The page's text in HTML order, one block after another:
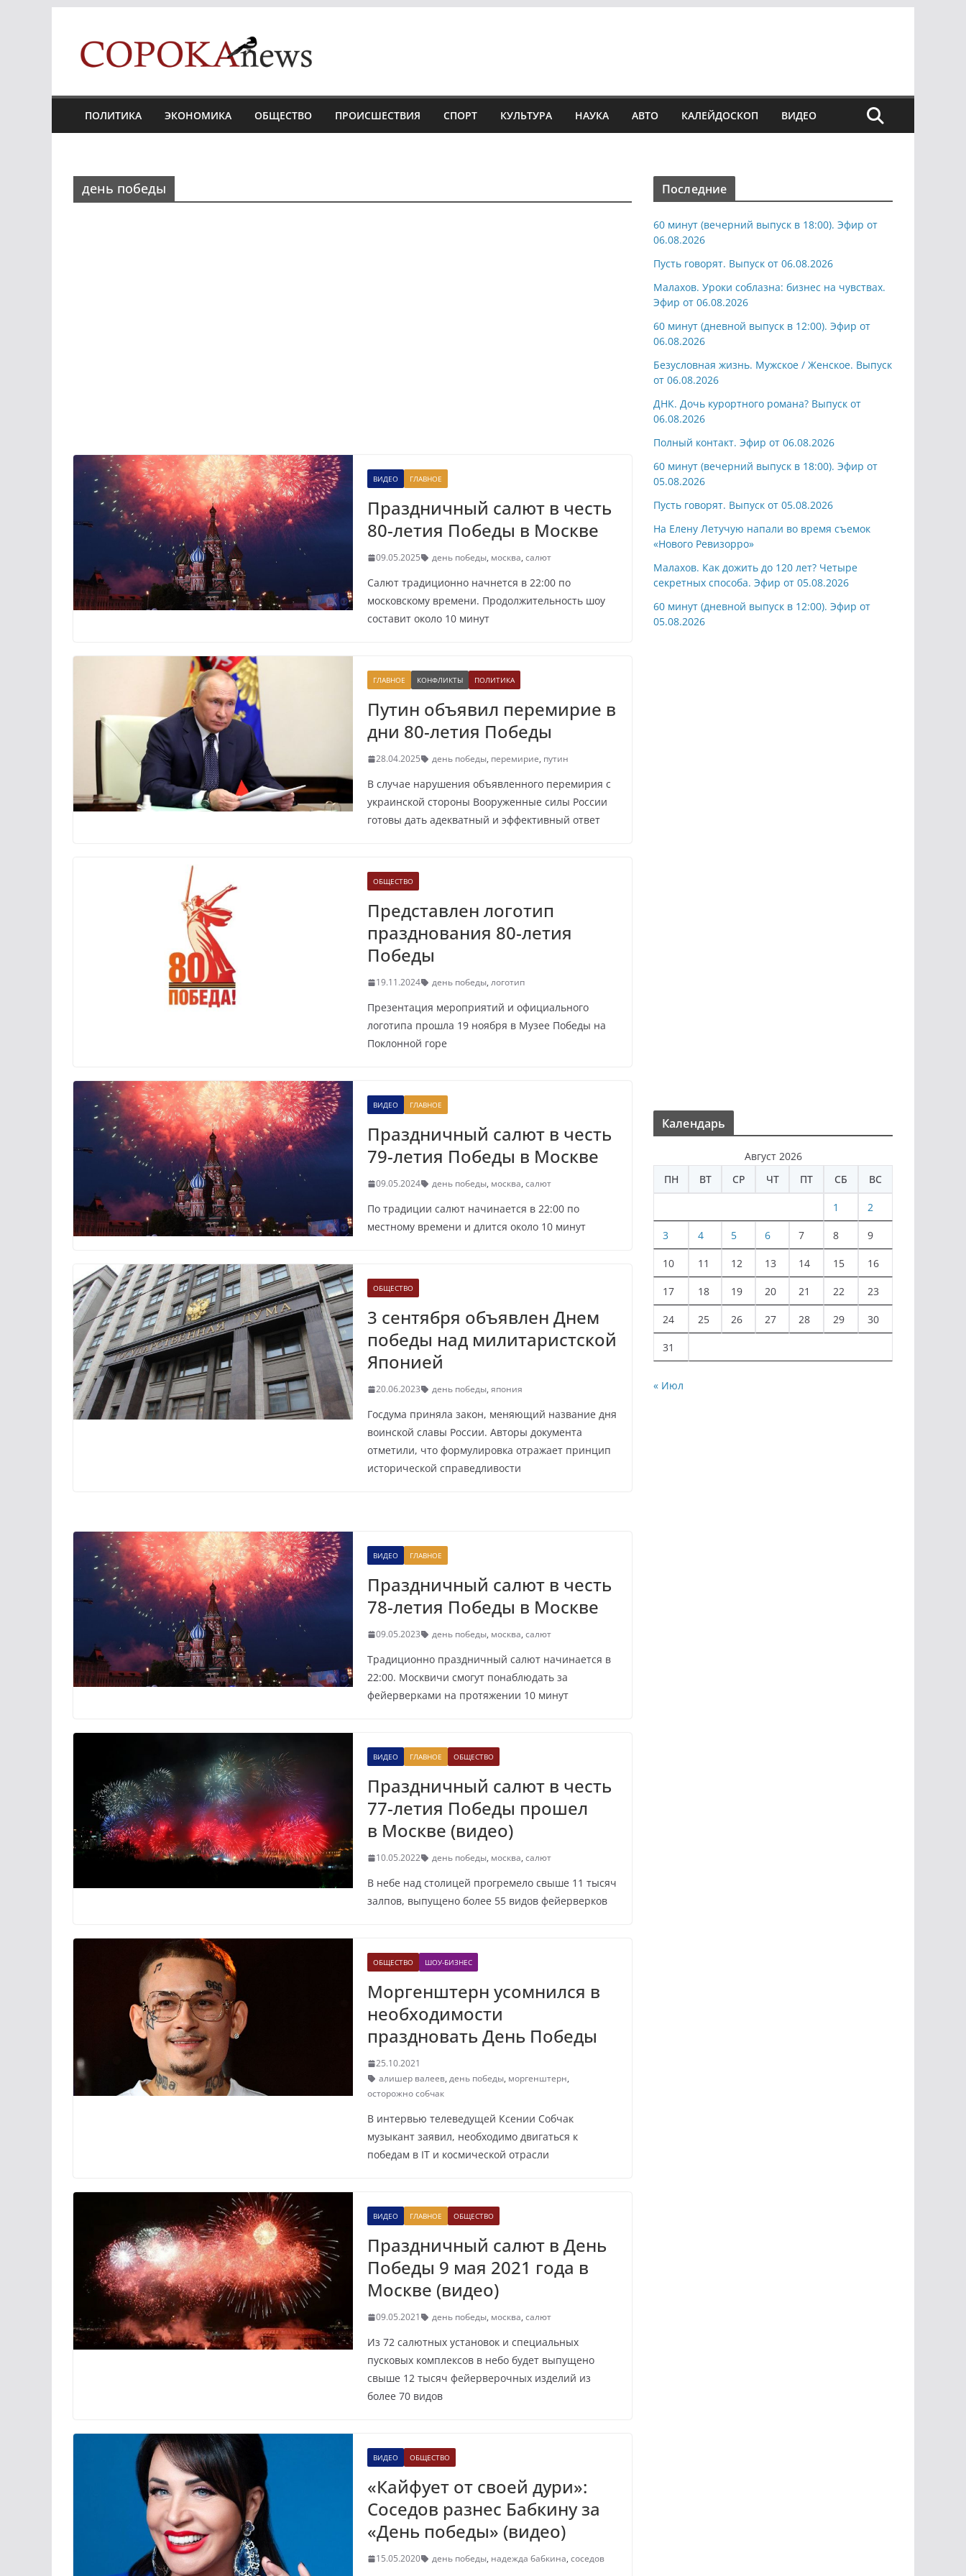
content
ПОЛИТИКА ЭКОНОМИКА ОБЩЕСТВО ПРОИСШЕСТВИЯ СПОРТ КУЛЬТУРА НАУКА АВТО КАЛЕЙДОСКОП ВИДЕО
день победы
ВИДЕО ГЛАВНОЕ
Праздничный салют в честь
80-летия Победы в Москве
09.05.2025 день победы, москва, салют
Салют традиционно начнется в 22:00 по
московскому времени. Продолжительность шоу
составит около 10 минут
ГЛАВНОЕ КОНФЛИКТЫ ПОЛИТИКА
Путин объявил перемирие в
дни 80-летия Победы
28.04.2025 день победы, перемирие, путин
В случае нарушения объявленного перемирия с
украинской стороны Вооруженные силы России
готовы дать адекватный и эффективный ответ
ОБЩЕСТВО
Представлен логотип
празднования 80-летия
Победы
19.11.2024 день победы, логотип
Презентация мероприятий и официального
логотипа прошла 19 ноября в Музее Победы на
Поклонной горе
ВИДЕО ГЛАВНОЕ
Праздничный салют в честь
79-летия Победы в Москве
09.05.2024 день победы, москва, салют
По традиции салют начинается в 22:00 по
местному времени и длится около 10 минут
ОБЩЕСТВО
3 сентября объявлен Днем
победы над милитаристской
Японией
20.06.2023 день победы, япония
Госдума приняла закон, меняющий название дня
воинской славы России. Авторы документа
отметили, что формулировка отражает принцип
исторической справедливости
ВИДЕО ГЛАВНОЕ
Праздничный салют в честь
78-летия Победы в Москве
09.05.2023 день победы, москва, салют
Традиционно праздничный салют начинается в
22:00. Москвичи смогут понаблюдать за
фейерверками на протяжении 10 минут
ВИДЕО ГЛАВНОЕ ОБЩЕСТВО
Праздничный салют в честь
77-летия Победы прошел
в Москве (видео)
10.05.2022 день победы, москва, салют
В небе над столицей прогремело свыше 11 тысяч
залпов, выпущено более 55 видов фейерверков
ОБЩЕСТВО ШОУ-БИЗНЕС
Моргенштерн усомнился в
необходимости
праздновать День Победы
25.10.2021
алишер валеев, день победы, моргенштерн,
осторожно собчак
В интервью телеведущей Ксении Собчак
музыкант заявил, необходимо двигаться к
победам в IT и космической отрасли
ВИДЕО ГЛАВНОЕ ОБЩЕСТВО
Праздничный салют в День
Победы 9 мая 2021 года в
Москве (видео)
09.05.2021 день победы, москва, салют
Из 72 салютных установок и специальных
пусковых комплексов в небо будет выпущено
свыше 12 тысяч фейерверочных изделий из
более 70 видов
ВИДЕО ОБЩЕСТВО
«Кайфует от своей дури»:
Соседов разнес Бабкину за
«День победы» (видео)
15.05.2020 день победы, надежда бабкина, соседов
Последние
60 минут (вечерний выпуск в 18:00). Эфир от
06.08.2026
Пусть говорят. Выпуск от 06.08.2026
Малахов. Уроки соблазна: бизнес на чувствах.
Эфир от 06.08.2026
60 минут (дневной выпуск в 12:00). Эфир от
06.08.2026
Безусловная жизнь. Мужское / Женское. Выпуск
от 06.08.2026
ДНК. Дочь курортного романа? Выпуск от
06.08.2026
Полный контакт. Эфир от 06.08.2026
60 минут (вечерний выпуск в 18:00). Эфир от
05.08.2026
Пусть говорят. Выпуск от 05.08.2026
На Елену Летучую напали во время съемок
«Нового Ревизорро»
Малахов. Как дожить до 120 лет? Четыре
секретных способа. Эфир от 05.08.2026
60 минут (дневной выпуск в 12:00). Эфир от
05.08.2026
Календарь
Август 2026
ПН
ВТ СР ЧТ ПТ СБ ВС
1 2
3 4 5 6 7 8 9
10 11 12 13 14 15 16
17 18 19 20 21 22 23
24 25 26 27 28 29 30
31
« Июл